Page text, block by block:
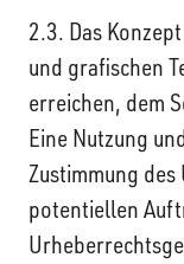
2.3. Das
und grafischen
erreichen, dem
Eine Nutzung
Zustimmung
potentiellen